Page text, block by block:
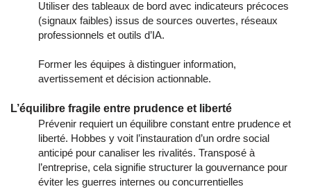
Utiliser des tableaux de bord avec indicateurs précoces
(signaux faibles) issus de sources ouvertes, réseaux
professionnels et outils d’IA.
Former les équipes à distinguer information,
avertissement et décision actionnable.
L’équilibre fragile entre prudence et liberté
Prévenir requiert un équilibre constant entre prudence et
liberté. Hobbes y voit l’instauration d’un ordre social
anticipé pour canaliser les rivalités. Transposé à
l’entreprise, cela signifie structurer la gouvernance pour
éviter les guerres internes ou concurrentielles